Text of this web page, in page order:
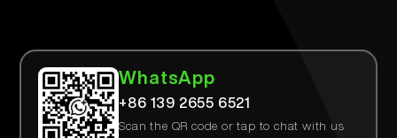
WhatsApp
+86 139 2655 6521
Scan the QR code or tap to chat with us